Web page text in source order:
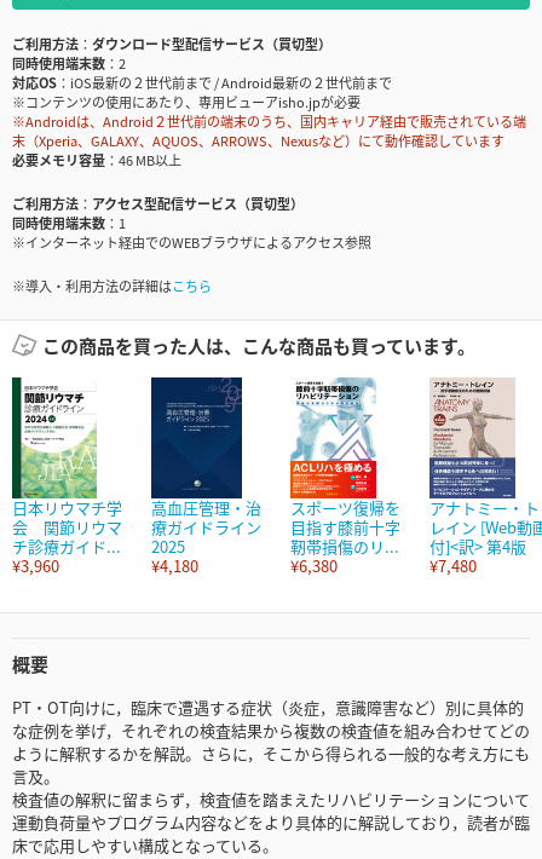
ご利用方法
ダウンロード型配信サービス（買切型）
同時使用端末数
2
対応OS
iOS最新の２世代前まで / Android最新の２世代前まで
※コンテンツの使用にあたり、専用ビューアisho.jpが必要
※Androidは、Android２世代前の端末のうち、国内キャリア経由で販売されている端
末（Xperia、GALAXY、AQUOS、ARROWS、Nexusなど）にて動作確認しています
必要メモリ容量
46 MB以上
ご利用方法
アクセス型配信サービス（買切型）
同時使用端末数
1
※インターネット経由でのWEBブラウザによるアクセス参照
※導入・利用方法の詳細はこちら
この商品を買った人は、こんな商品も買っています。
日本リウマチ学
会 関節リウマ
チ診療ガイド...
¥3,960
高血圧管理・治
療ガイドライン
2025
¥4,180
スポーツ復帰を
目指す膝前十字
靭帯損傷のリ...
¥6,380
アナトミー・ト
レイン [Web動
付]<訳> 第4版
¥7,480
概要
PT・OT向けに，臨床で遭遇する症状（炎症，意識障害など）別に具体的
な症例を挙げ，それぞれの検査結果から複数の検査値を組み合わせてどの
ように解釈するかを解説。さらに，そこから得られる一般的な考え方にも
言及。
検査値の解釈に留まらず，検査値を踏まえたリハビリテーションについて
運動負荷量やプログラム内容などをより具体的に解説しており，読者が臨
床で応用しやすい構成となっている。